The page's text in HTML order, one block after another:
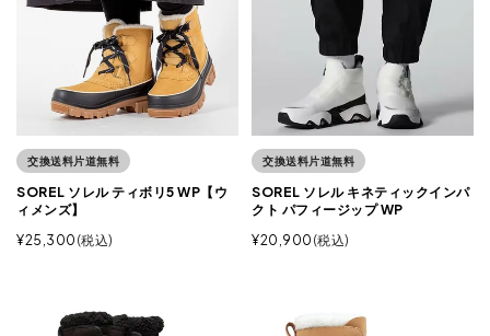
交換送料片道無料
SOREL ソレル ティボリ5 WP【ウ
ィメンズ】
¥25,300 税込
交換送料片道無料
SOREL ソレル キネティックインパ
クト パフィージップ WP
¥20,900 税込